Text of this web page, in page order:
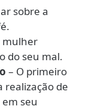
sobre a
mulher
do seu mal.
– O primeiro
realização de
seu